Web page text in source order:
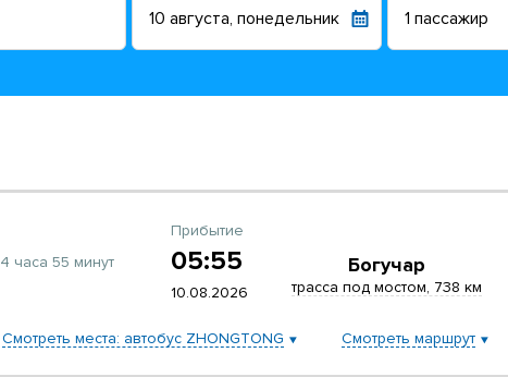
4 часа 55 минут
Прибытие
05:55
10.08.2026
Богучар
трасса под мостом, 738 км
Смотреть места: автобус ZHONGTONG Смотреть маршрут